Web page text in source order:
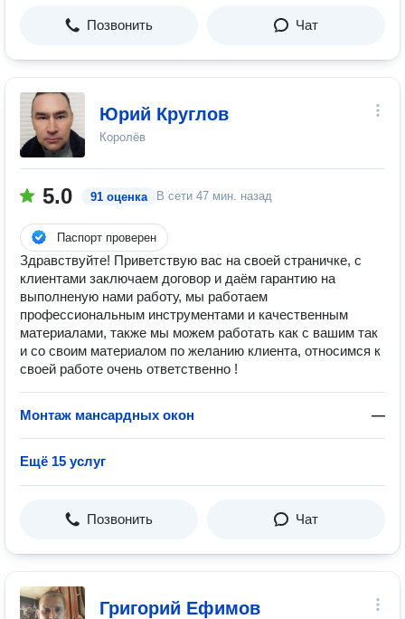
Позвонить Чат
Юрий Круглов
Королёв
5.0 91 оценка В сети 47 мин. назад
Паспорт проверен
Здравствуйте! Приветствую вас на своей страничке, с
клиентами заключаем договор и даём гарантию на
выполненую нами работу, мы работаем
профессиональным инструментами и качественным
материалами, также мы можем работать как с вашим так
и со своим материалом по желанию клиента, относимся к
своей работе очень ответственно !
Монтаж мансардных окон —
Ещё 15 услуг
Позвонить Чат
Григорий Ефимов